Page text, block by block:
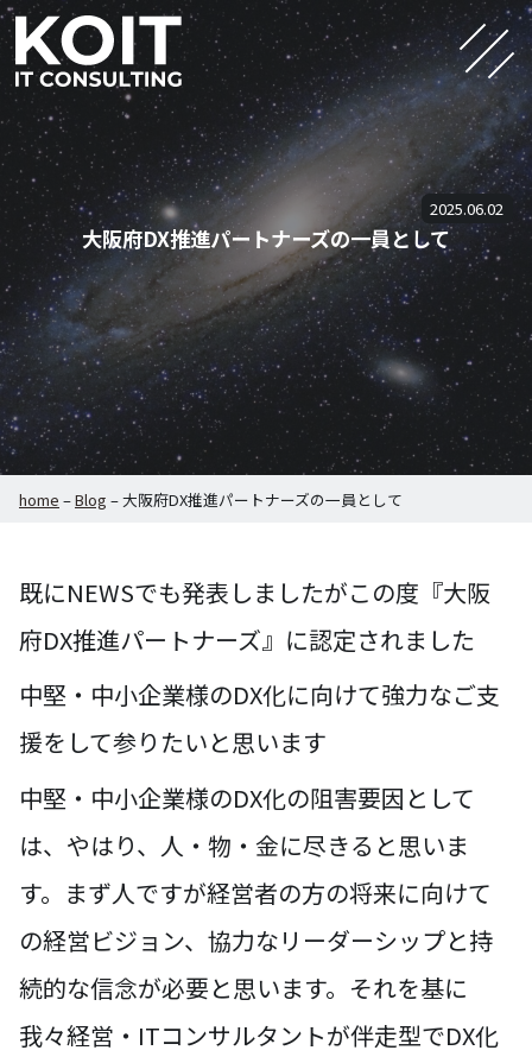
2025.06.02
大阪府DX推進パートナーズの一員として
home –Blog –大阪府DX推進パートナーズの一員として
既にNEWSでも発表しましたがこの度『大阪
府DX推進パートナーズ』に認定されました
中堅・中小企業様のDX化に向けて強力なご支
援をして参りたいと思います
中堅・中小企業様のDX化の阻害要因として
は、やはり、人・物・金に尽きると思いま
す。まず人ですが経営者の方の将来に向けて
の経営ビジョン、協力なリーダーシップと持
続的な信念が必要と思います。それを基に
我々経営・ITコンサルタントが伴走型でDX化